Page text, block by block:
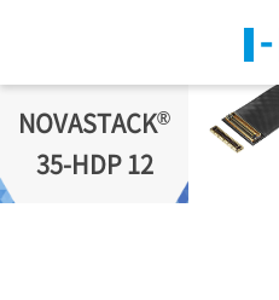
NOVASTACK®
35-HDP 12